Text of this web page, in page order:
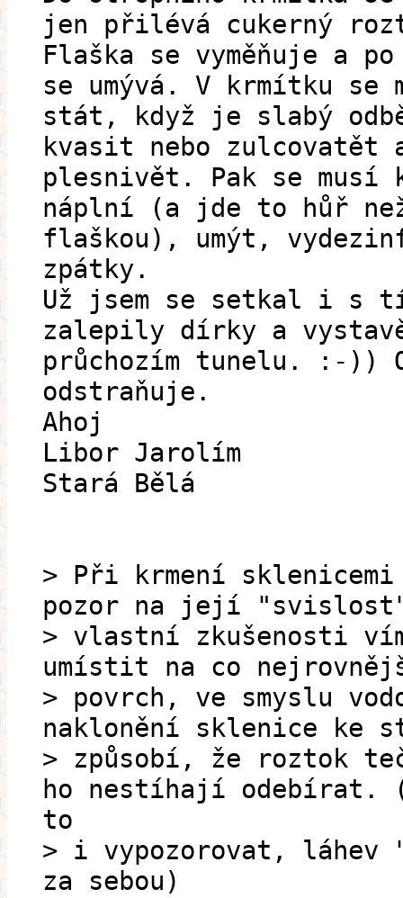
jen přilévá cukerný
Flaška se vyměňuje a
se umývá. V krmítku se
stát, když je slabý
kvasit nebo zulcovatět
plesnivět. Pak se musí
náplní (a jde to hůř
flaškou), umýt,
zpátky.
Už jsem se setkal i s
zalepily dírky a
průchozím tunelu. :-))
odstraňuje.
Ahoj
Libor Jarolím
Stará Bělá
> Při krmení
pozor na její
> vlastní zkušenosti
umístit na co
> povrch, ve smyslu
naklonění sklenice ke
> způsobí, že roztok
ho nestíhají odebírat.
to
> i vypozorovat, láhev
za sebou)